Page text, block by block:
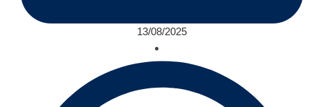
13/08/2025